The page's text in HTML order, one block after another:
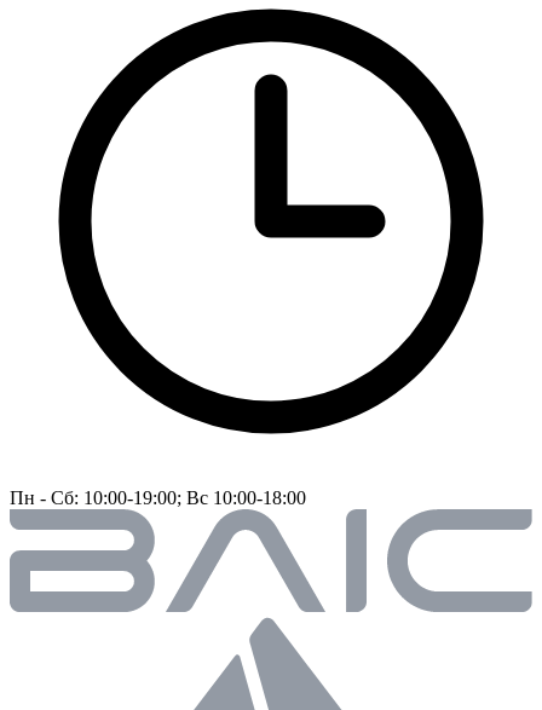
Пн - Сб: 10:00-19:00; Вс 10:00-18:00